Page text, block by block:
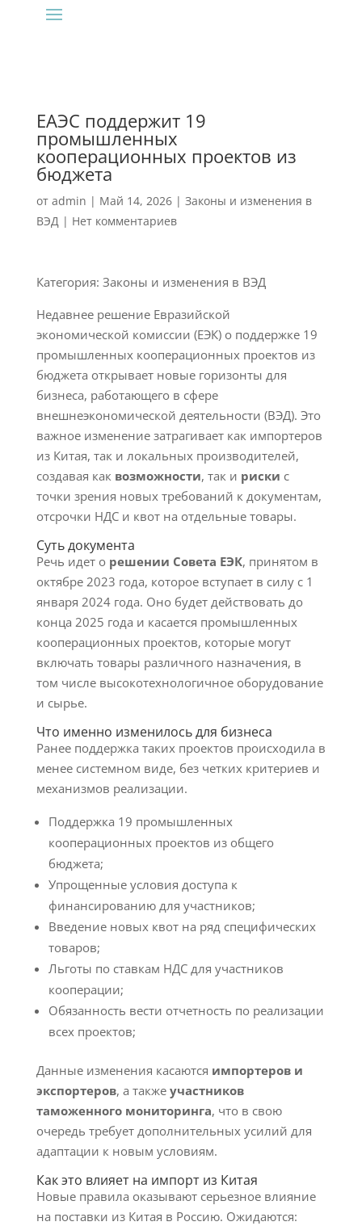
ЕАЭС поддержит 19
промышленных
кооперационных проектов из
бюджета
от admin | Май 14, 2026| Законы и изменения в
ВЭД| Нет комментариев
Категория: Законы и изменения в ВЭД
Недавнее решение Евразийской
экономической комиссии (ЕЭК) о поддержке 19
промышленных кооперационных проектов из
бюджета открывает новые горизонты для
бизнеса, работающего в сфере
внешнеэкономической деятельности (ВЭД). Это
важное изменение затрагивает как импортеров
из Китая, так и локальных производителей,
создавая как возможности, так и риски с
точки зрения новых требований к документам,
отсрочки НДС и квот на отдельные товары.
Суть документа
Речь идет о решении Совета ЕЭК, принятом в
октябре 2023 года, которое вступает в силу с 1
января 2024 года. Оно будет действовать до
конца 2025 года и касается промышленных
кооперационных проектов, которые могут
включать товары различного назначения, в
том числе высокотехнологичное оборудование
и сырье.
Что именно изменилось для бизнеса
Ранее поддержка таких проектов происходила в
менее системном виде, без четких критериев и
механизмов реализации.
Поддержка 19 промышленных
кооперационных проектов из общего
бюджета;
Упрощенные условия доступа к
финансированию для участников;
Введение новых квот на ряд специфических
товаров;
Льготы по ставкам НДС для участников
кооперации;
Обязанность вести отчетность по реализации
всех проектов;
Данные изменения касаются импортеров и
экспортеров, а также участников
таможенного мониторинга, что в свою
очередь требует дополнительных усилий для
адаптации к новым условиям.
Как это влияет на импорт из Китая
Новые правила оказывают серьезное влияние
на поставки из Китая в Россию. Ожидаются: